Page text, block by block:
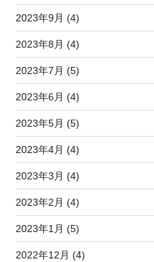
2023年9月 (4)
2023年8月 (4)
2023年7月 (5)
2023年6月 (4)
2023年5月 (5)
2023年4月 (4)
2023年3月 (4)
2023年2月 (4)
2023年1月 (5)
2022年12月 (4)